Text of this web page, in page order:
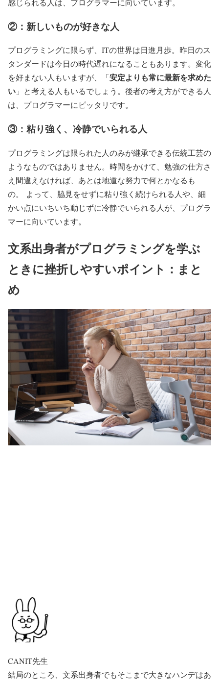
感じられる人は、プログラマーに向いています。
②：新しいものが好きな人
プログラミングに限らず、ITの世界は日進月歩。昨日のス
タンダードは今日の時代遅れになることもあります。変化
を好まない人もいますが、「安定よりも常に最新を求めた
い 」と考える人もいるでしょう。後者の考え方ができる人
は、プログラマーにピッタリです。
③：粘り強く、冷静でいられる人
プログラミングは限られた人のみが継承できる伝統工芸の
ようなものではありません。時間をかけて、勉強の仕方さ
え間違えなければ、あとは地道な努力で何とかなるも
の。 よって、脇見をせずに粘り強く続けられる人や、細
かい点にいちいち動じずに冷静でいられる人が、プログラ
マーに向いています。
文系出身者がプログラミングを学ぶ
ときに挫折しやすいポイント：まと
め
CANIT先生
結局のところ、文系出身者でもそこまで大きなハンデはあ